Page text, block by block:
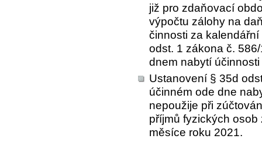
již pro zdaňovací
výpočtu zálohy na
činnosti za
odst. 1 zákona č.
dnem nabytí
Ustanovení § 35d
účinném ode dne
nepoužije při
příjmů fyzických
měsíce roku 2021.